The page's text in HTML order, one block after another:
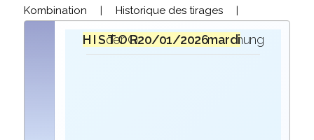
Kombination
| Historique des tirages |
H I S T O R I Q U E
bei der Ziehung der Gewinner des
mardi 20/01/2026